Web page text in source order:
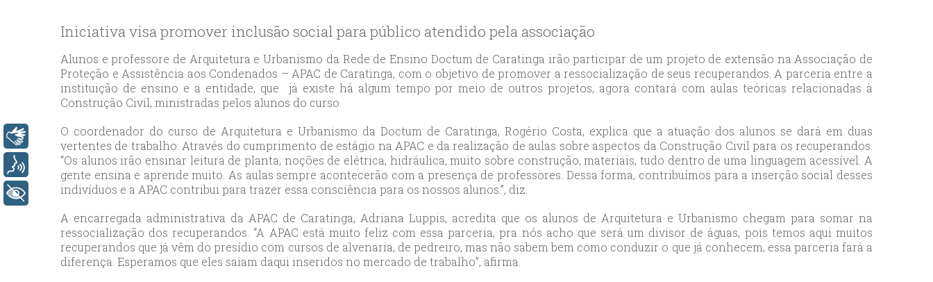
avcılar
escort
bagcılar
escort
beylikduzu
escort
bahcesehir
escort
umraniye
atasehirescort
sisli
escort
Iniciativa visa promover inclusão social para público atendido pela associação
Alunos e professore de Arquitetura e Urbanismo da Rede de Ensino Doctum de Caratinga irão participar de um projeto de extensão na Associação de
Proteção e Assistência aos Condenados – APAC de Caratinga, com o objetivo de promover a ressocialização de seus recuperandos. A parceria entre a
instituição de ensino e a entidade, que já existe há algum tempo por meio de outros projetos, agora contará com aulas teóricas relacionadas à
Construção Civil, ministradas pelos alunos do curso.
O coordenador do curso de Arquitetura e Urbanismo da Doctum de Caratinga, Rogério Costa, explica que a atuação dos alunos se dará em duas
vertentes de trabalho: Através do cumprimento de estágio na APAC e da realização de aulas sobre aspectos da Construção Civil para os recuperandos.
“Os alunos irão ensinar leitura de planta, noções de elétrica, hidráulica, muito sobre construção, materiais, tudo dentro de uma linguagem acessível. A
gente ensina e aprende muito. As aulas sempre acontecerão com a presença de professores. Dessa forma, contribuímos para a inserção social desses
indivíduos e a APAC contribui para trazer essa consciência para os nossos alunos.”, diz.
A encarregada administrativa da APAC de Caratinga, Adriana Luppis, acredita que os alunos de Arquitetura e Urbanismo chegam para somar na
ressocialização dos recuperandos. “A APAC está muito feliz com essa parceria, pra nós acho que será um divisor de águas, pois temos aqui muitos
recuperandos que já vêm do presídio com cursos de alvenaria, de pedreiro, mas não sabem bem como conduzir o que já conhecem, essa parceria fará a
diferença. Esperamos que eles saiam daqui inseridos no mercado de trabalho”, afirma.
Libras
+ Acessibilidade